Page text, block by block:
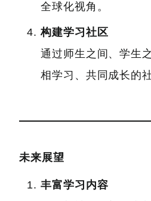
全球化视角。
构建学习社区
通过师生之间、学生
相学习、共同成长的社
未来展望
丰富学习内容